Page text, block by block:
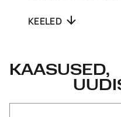
KEELED
KAASUSED,